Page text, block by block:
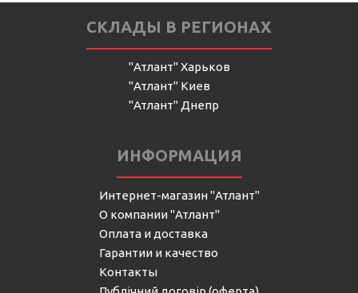
СКЛАДЫ В РЕГИОНАХ
"Атлант" Харьков
"Атлант" Киев
"Атлант" Днепр
ИНФОРМАЦИЯ
Интернет-магазин "Атлант"
О компании "Атлант"
Оплата и доставка
Гарантии и качество
Контакты